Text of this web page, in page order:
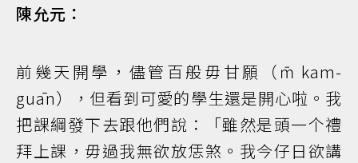
陳允元：
前幾天開學，儘管百般毋甘願（m̄ kam-
guān），但看到可愛的學生還是開心啦。我
把課綱發下去跟他們說：「雖然是頭一个禮
拜上課，毋過我無欲放恁煞。我今仔日欲講